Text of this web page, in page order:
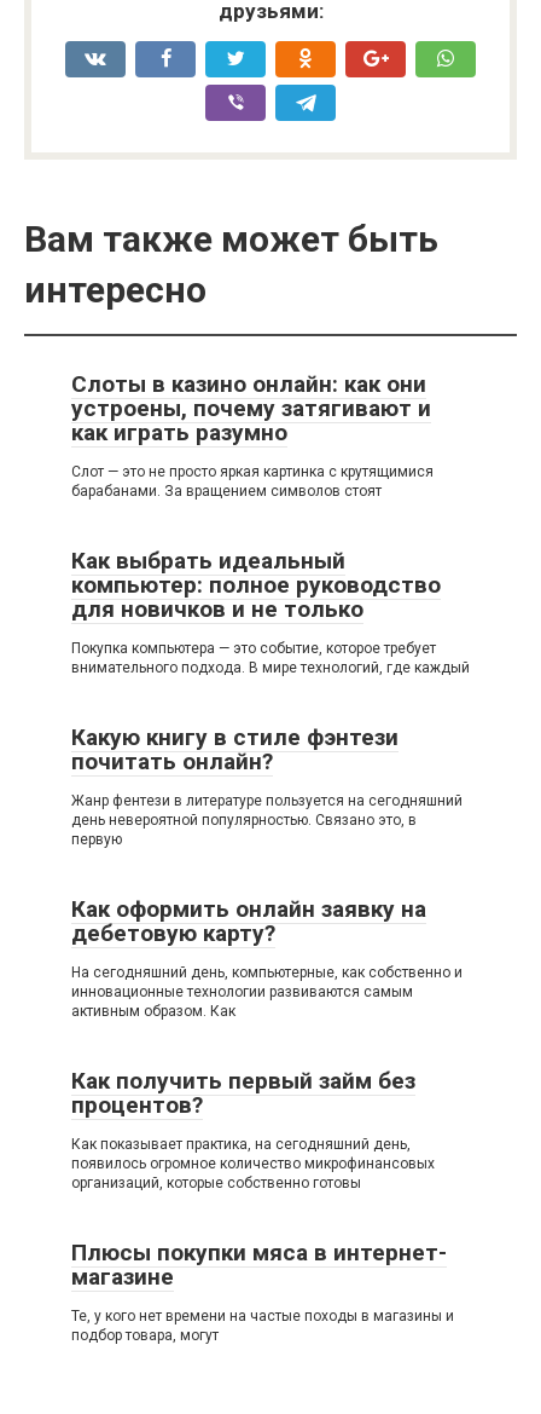
друзьями:
Вам также может быть
интересно
Слоты в казино онлайн: как они
устроены, почему затягивают и
как играть разумно
Слот — это не просто яркая картинка с крутящимися
барабанами. За вращением символов стоят
Как выбрать идеальный
компьютер: полное руководство
для новичков и не только
Покупка компьютера — это событие, которое требует
внимательного подхода. В мире технологий, где каждый
Какую книгу в стиле фэнтези
почитать онлайн?
Жанр фентези в литературе пользуется на сегодняшний
день невероятной популярностью. Связано это, в
первую
Как оформить онлайн заявку на
дебетовую карту?
На сегодняшний день, компьютерные, как собственно и
инновационные технологии развиваются самым
активным образом. Как
Как получить первый займ без
процентов?
Как показывает практика, на сегодняшний день,
появилось огромное количество микрофинансовых
организаций, которые собственно готовы
Плюсы покупки мяса в интернет-
магазине
Те, у кого нет времени на частые походы в магазины и
подбор товара, могут